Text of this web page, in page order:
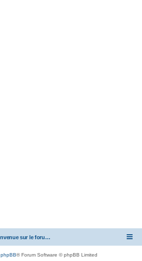
Bienvenue sur le forum des scooters de la gamme SYM
phpBB® Forum Software © phpBB Limited